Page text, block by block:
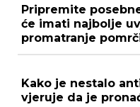
Pripremite
će imati najbolje
promatranje
Kako je nestalo
vjeruje da je